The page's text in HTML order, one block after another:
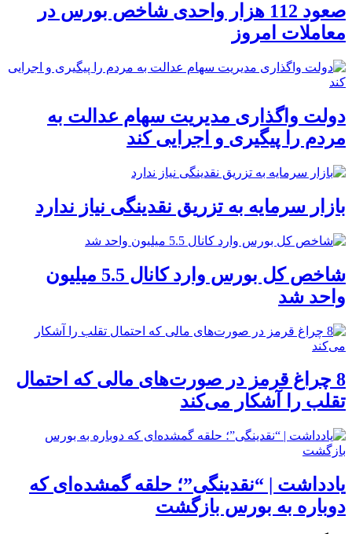
صعود 112 هزار واحدی شاخص بورس در
معاملات امروز
دولت واگذاری مدیریت سهام عدالت به
مردم را پیگیری و اجرایی کند
بازار سرمایه به تزریق نقدینگی نیاز ندارد
شاخص کل بورس وارد کانال 5.5 میلیون
واحد شد
8 چراغ قرمز در صورت‌های مالی که احتمال
تقلب را آشکار می‌کند
یادداشت | “نقدینگی”؛ حلقه گمشده‌ای که
دوباره به بورس بازگشت